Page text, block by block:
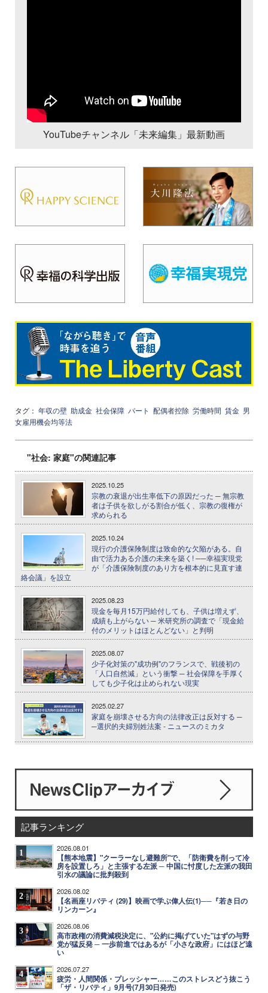
YouTubeチャンネル「未来編集」最新動画
タグ： 年収の壁 助成金 社会保障 パート 配偶者控除 労働時間 賃金 男
女雇用機会均等法
"社会: 家庭"の関連記事
2025.10.25
宗教の衰退が出生率低下の原因だった ─ 無宗教
者は子供を欲しがる割合が低く、宗教の復権が
求められる
2025.10.24
現行の介護保険制度は致命的な欠陥がある。自
由で活力ある介護の未来を築く! ──幸福実現党
が「介護保険制度のあり方を根本的に見直す連
絡会議」を設立
2025.08.23
現金を毎月15万円給付しても、子供は増えず、
成績も上がらない ─ 米研究所の調査で「現金給
付のメリットはほとんどない」と判明
2025.08.07
少子化対策の"成功例"のフランスで、戦後初の
「人口自然減」という衝撃 ─ 社会保障を手厚く
しても少子化は止められない現実
2025.02.27
家庭を崩壊させる方向の法律改正は反対する ─
─選択的夫婦別姓法案 - ニュースのミカタ
記事ランキング
1 2026.08.01
【熊本地震】"クーラーなし避難所"で、「防衛費を削って冷
房を設置しろ」と主張する左派 ─ 中国に忖度した左派の我田
引水の議論に批判殺到
2 2026.08.02
【名画座リバティ (29)】映画で学ぶ偉人伝(1)──『若き日の
リンカーン』
3 2026.08.06
高市政権の消費減税決定に、"公約に掲げていた"はずの与野
党が猛反発 ─ 一歩前進ではあるが「小さな政府」にはほど遠
い
4 2026.07.27
疲労・人間関係・プレッシャー……このストレスどう抜こう
「ザ・リバティ」9月号(7月30日発売)